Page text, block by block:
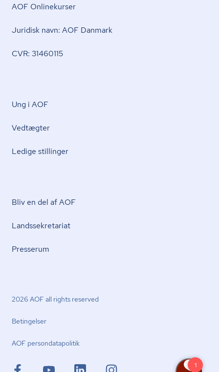
AOF Onlinekurser
Juridisk navn: AOF Danmark
CVR: 31460115
Ung i AOF
Vedtægter
Ledige stillinger
Bliv en del af AOF
Lands­se­kre­ta­ri­at
Presserum
2026 AOF all rights reserved
Betingelser
AOF per­son­da­ta­po­li­tik